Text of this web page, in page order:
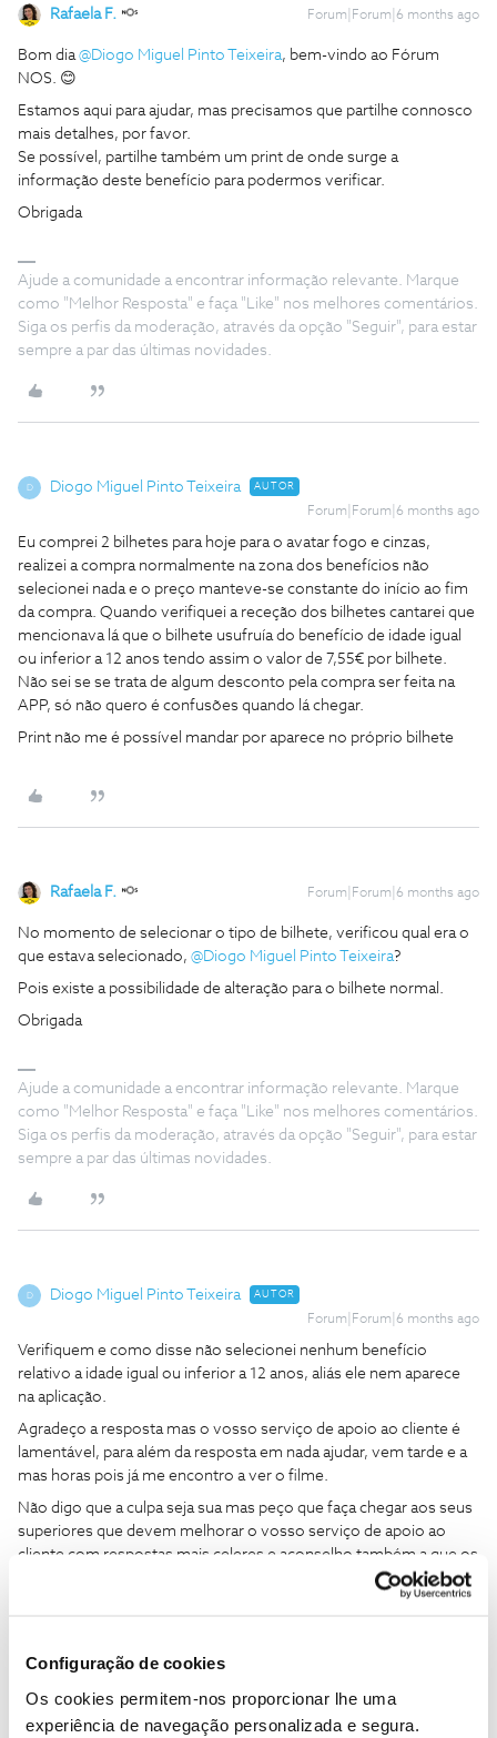
Configuração de cookies
Os cookies permitem-nos proporcionar lhe uma
experiência de navegação personalizada e segura.
Rafaela F. Forum|Forum|6 months ago
Bom dia ​@Diogo Miguel Pinto Teixeira, bem-vindo ao Fórum
NOS. 😊
Estamos aqui para ajudar, mas precisamos que partilhe connosco
mais detalhes, por favor.
Se possível, partilhe também um print de onde surge a
informação deste benefício para podermos verificar.
Obrigada
Ajude a comunidade a encontrar informação relevante. Marque
como "Melhor Resposta" e faça "Like" nos melhores comentários.
Siga os perfis da moderação, através da opção "Seguir", para estar
sempre a par das últimas novidades.
D Diogo Miguel Pinto Teixeira AUTOR
Forum|Forum|6 months ago
Eu comprei 2 bilhetes para hoje para o avatar fogo e cinzas,
realizei a compra normalmente na zona dos benefícios não
selecionei nada e o preço manteve-se constante do início ao fim
da compra. Quando verifiquei a receção dos bilhetes cantarei que
mencionava lá que o bilhete usufruía do benefício de idade igual
ou inferior a 12 anos tendo assim o valor de 7,55€ por bilhete.
Não sei se se trata de algum desconto pela compra ser feita na
APP, só não quero é confusões quando lá chegar.
Print não me é possível mandar por aparece no próprio bilhete
Rafaela F. Forum|Forum|6 months ago
No momento de selecionar o tipo de bilhete, verificou qual era o
que estava selecionado, ​ @Diogo Miguel Pinto Teixeira?
Pois existe a possibilidade de alteração para o bilhete normal.
Obrigada
Ajude a comunidade a encontrar informação relevante. Marque
como "Melhor Resposta" e faça "Like" nos melhores comentários.
Siga os perfis da moderação, através da opção "Seguir", para estar
sempre a par das últimas novidades.
D Diogo Miguel Pinto Teixeira AUTOR
Forum|Forum|6 months ago
Verifiquem e como disse não selecionei nenhum benefício
relativo a idade igual ou inferior a 12 anos, aliás ele nem aparece
na aplicação.
Agradeço a resposta mas o vosso serviço de apoio ao cliente é
lamentável, para além da resposta em nada ajudar, vem tarde e a
mas horas pois já me encontro a ver o filme.
Não digo que a culpa seja sua mas peço que faça chegar aos seus
superiores que devem melhorar o vosso serviço de apoio ao
cliente com respostas mais celeres e aconselho também a que os
seus superiores vão ver e usem a APP para saberem como esta
está a funcionar na realidade para corrigir os outros erros e não se
colaboradores.